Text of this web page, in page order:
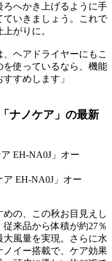
ろへかき上げるように手
いきましょう。これで
がりに。
ヘアドライヤーにもこ
使っているなら、機能
すめします」
ナノケア」の最新
EH-NA0J」オー
の、この秋お目見えし
来品から体積が約27％
風量を実現。さらに水
イー搭載で、ケア効果